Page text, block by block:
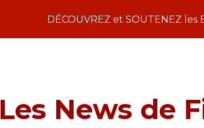
Skip to main content
DÉCOUVREZ et SOUTENEZ les
Les News de